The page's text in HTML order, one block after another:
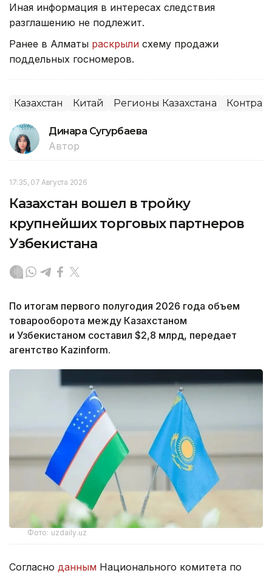
Иная информация в интересах следствия
разглашению не подлежит.
Ранее в Алматы раскрыли схему продажи
поддельных госномеров.
Казахстан Китай Регионы Казахстана
Динара Сугурбаева
Автор
17:35, 07 Августа 2026
Казахстан вошел в тройку
крупнейших торговых партнеров
Узбекистана
По итогам первого полугодия 2026 года объем
товарооборота между Казахстаном
и Узбекистаном составил $2,8 млрд, передает
агентство Kazinform.
Фото: uzdaily.uz
Согласно данным Национального комитета по